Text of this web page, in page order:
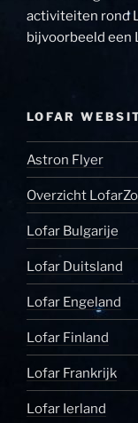
activiteiten rond
bijvoorbeeld een
LOFAR
Astron Flyer
Overzicht
Lofar Bulgarije
Lofar Duitsland
Lofar Engeland
Lofar Finland
Lofar Frankrijk
Lofar Ierland